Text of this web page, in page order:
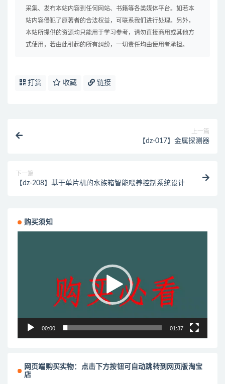
采集、发布本站内容到任何网站、书籍等各类媒体平台。如若本
站内容侵犯了原著者的合法权益，可联系我们进行处理。另外，
本站所提供的资源均只能用于学习参考，请勿直接商用或其他方
式使用，若由此引起的所有纠纷，一切责任均由使用者承担。
打赏 收藏 链接
上一篇
【dz-017】金属探测器
下一篇
【dz-208】基于单片机的水族箱智能喂养控制系统设计
购买须知
00:00 01:37
网页端购买实物：点击下方按钮可自动跳转到网页版淘宝
店